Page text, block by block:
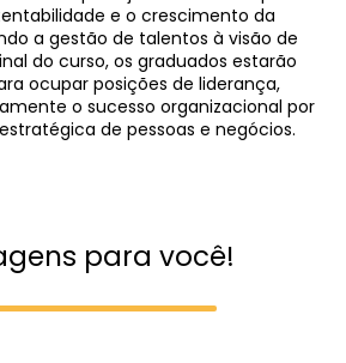
e o crescimento da
a gestão de talentos à visão de
do curso, os graduados estarão
ocupar posições de liderança,
o sucesso organizacional por
de pessoas e negócios.
para você!